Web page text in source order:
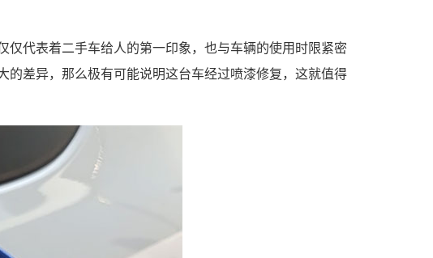
代表着二手车给人的第一印象，也与车辆的使用时限紧密
差异，那么极有可能说明这台车经过喷漆修复，这就值得